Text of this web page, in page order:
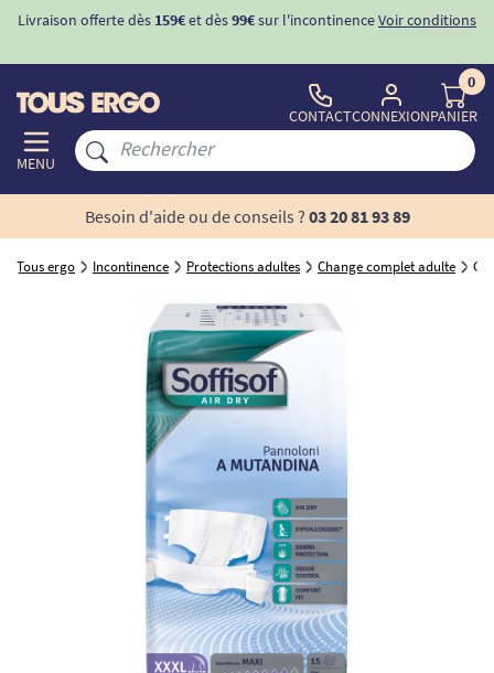
Livraison offerte dès 159€et dès99€sur l'incontinenceVoir conditions
MENU
CONTACTCONNEXION
0
PANIER
Besoin d'aide ou de conseils ? 03 20 81 93 89
Tous ergo Incontinence Protections adultes Change complet adulte